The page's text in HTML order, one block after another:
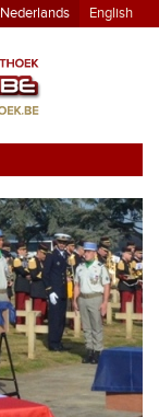
Nederlands English